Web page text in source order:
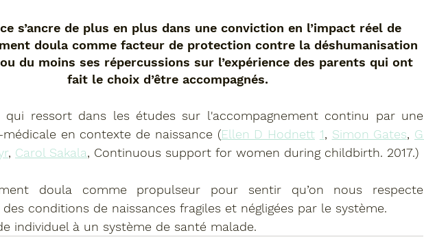
s’ancre de plus en plus dans une conviction en l’impact réel de
doula comme facteur de protection contre la déshumanisation
du moins ses répercussions sur l’expérience des parents qui ont
fait le choix d’être accompagnés.
qui ressort dans les études sur l'accompagnement continu par une
en contexte de naissance (Ellen D Hodnett 1, Simon Gates, G
, Carol Sakala, Continuous support for women during childbirth. 2017.)
doula comme propulseur pour sentir qu’on nous respecte
conditions de naissances fragiles et négligées par le système.
individuel à un système de santé malade.